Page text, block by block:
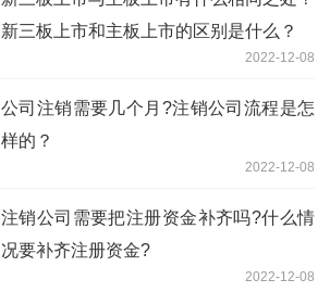
新三板上市和主板上市的区别是什么？
2022-12-08
公司注销需要几个月?注销公司流程是怎
样的？
2022-12-08
注销公司需要把注册资金补齐吗?什么情
况要补齐注册资金?
2022-12-08